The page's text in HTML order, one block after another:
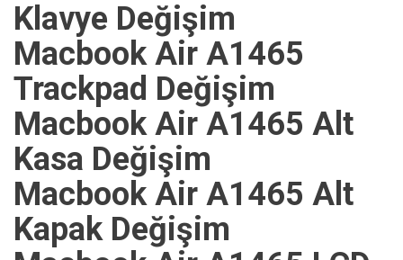
Klavye Değişim
Macbook Air A1465
Trackpad Değişim
Macbook Air A1465 Alt
Kasa Değişim
Macbook Air A1465 Alt
Kapak Değişim